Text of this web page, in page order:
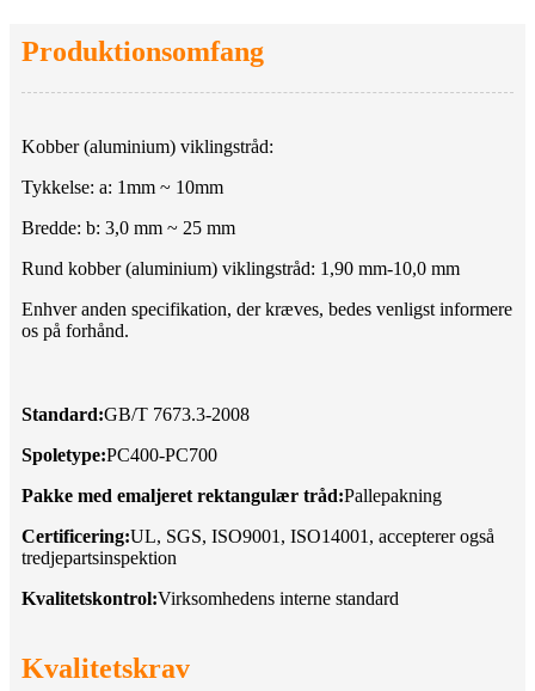
Produktionsomfang
Kobber (aluminium) viklingstråd:
Tykkelse: a: 1mm ~ 10mm
Bredde: b: 3,0 mm ~ 25 mm
Rund kobber (aluminium) viklingstråd: 1,90 mm-10,0 mm
Enhver anden specifikation, der kræves, bedes venligst informere
os på forhånd.
Standard:GB/T 7673.3-2008
Spoletype:PC400-PC700
Pakke med emaljeret rektangulær tråd:Pallepakning
Certificering:UL, SGS, ISO9001, ISO14001, accepterer også
tredjepartsinspektion
Kvalitetskontrol:Virksomhedens interne standard
Kvalitetskrav